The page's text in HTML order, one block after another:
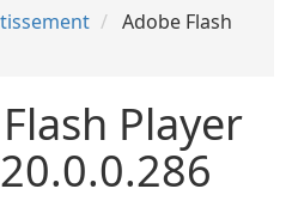
Adobe Flash
Player